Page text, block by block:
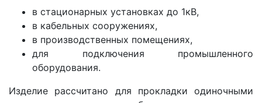
в стационарных установках до 1кВ,
в кабельных сооружениях,
в производственных помещениях,
для подключения промышленного
оборудования.
Изделие рассчитано для прокладки одиночными